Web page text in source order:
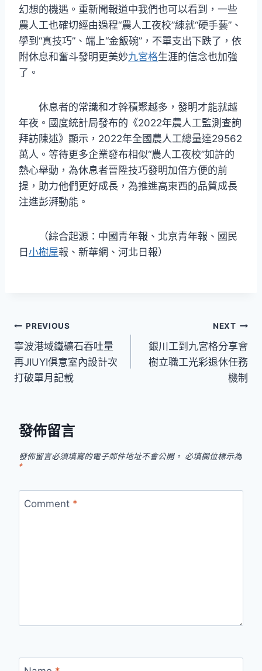
幻想的機遇。重新聞報道中我們也可以看到，一些
農人工也確切經由過程“農人工夜校”練就“硬手藝”、
學到“真技巧”、端上“金飯碗”，不單支出下跌了，依
附休息和奮斗發明更美妙九宮格生涯的信念也加強
了。
休息者的常識和才幹積聚越多，發明才能就越
年夜。國度統計局發布的《2022年農人工監測查詢
拜訪陳述》顯示，2022年全國農人工總量達29562
萬人。等待更多企業發布相似“農人工夜校”如許的
熱心舉動，為休息者晉陞技巧發明加倍方便的前
提，助力他們更好成長，為推進高東西的品質成長
注進彭湃動能。
（綜合起源：中國青年報、北京青年報、國民
日小樹屋報、新華網、河北日報）
文
章
導
PREVIOUS
寧波港域鐵礦石吞吐量
再JIUYI俱意室內設計次
打破單月記載
NEXT
銀川工到九宮格分享會
樹立職工光彩退休任務
機制
發佈留言
發佈留言必須填寫的電子郵件地址不會公開。 必填欄位標示為
*
Comment *